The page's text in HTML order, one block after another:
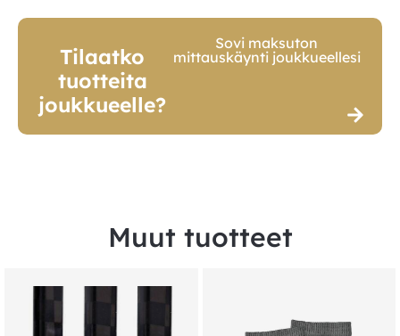
Tilaatko
tuotteita
joukkueelle?
Sovi maksuton
mittauskäynti joukkueellesi
Muut tuotteet